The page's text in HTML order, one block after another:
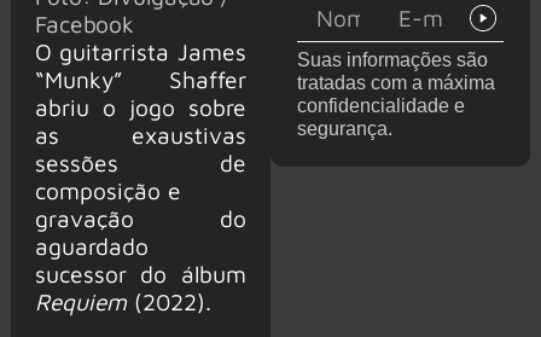
Facebook
O guitarrista James
“Munky” Shaffer
abriu o jogo sobre
as exaustivas
sessões de
composição e
gravação do
aguardado
sucessor do álbum
Requiem(2022).
Suas informações são
tratadas com a máxima
confidencialidade e
segurança.